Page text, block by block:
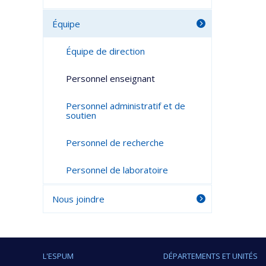
Équipe
Équipe de direction
Personnel enseignant
Personnel administratif et de
soutien
Personnel de recherche
Personnel de laboratoire
Nous joindre
L'ESPUM DÉPARTEMENTS ET UNITÉS